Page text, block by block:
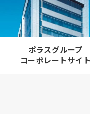
ポラスグループ
コーポレートサイト